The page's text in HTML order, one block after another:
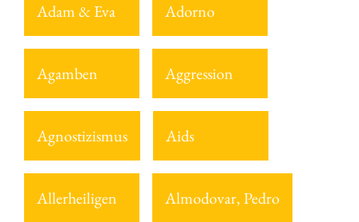
Adam & Eva Adorno
Agamben Aggression
Agnostizismus Aids
Allerheiligen Almodovar, Pedro